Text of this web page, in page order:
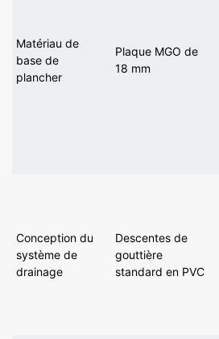
Matériau de
base de
plancher
Plaque MGO de
18 mm
Conception du
système de
drainage
Descentes de
gouttière
standard en PVC